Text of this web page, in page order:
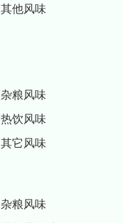
其他风味
杂粮风味
热饮风味
其它风味
杂粮风味